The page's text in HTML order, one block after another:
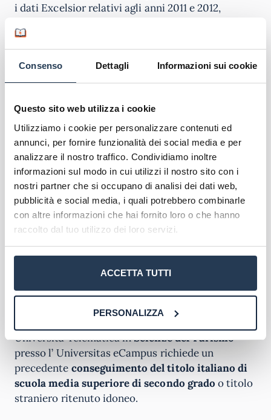
Consenso Dettagli Informazioni sui cookie
Questo sito web utilizza i cookie
Utilizziamo i cookie per personalizzare contenuti ed
annunci, per fornire funzionalità dei social media e per
analizzare il nostro traffico. Condividiamo inoltre
informazioni sul modo in cui utilizzi il nostro sito con i
nostri partner che si occupano di analisi dei dati web,
pubblicità e social media, i quali potrebbero combinarle
con altre informazioni che hai fornito loro o che hanno
raccolto dal tuo utilizzo dei loro servizi.
ACCETTA TUTTI
PERSONALIZZA
i dati Excelsior relativi agli anni 2011 e 2012,
turismo ad assumere laureati questo settore.
Il corsopermette di diventare tecnico specialista
della gestione e valorizzazione dei sistemi
occupazione come responsabile area aziendale di
imprese turistiche, responsabile di indagine
statistica e rilevazione dati, imprenditore e
consulente di aziende turistiche.
Consente inoltre di lavorare come segretari
amministrativi e tecnici degli affari generali,
assistenti di archivio e di biblioteca, tecnici delle
attività ricettive e professioni assimilate e come
organizzatori di fiere, esposizioni ed eventi
Requisiti di ammissione
Università Telematica inScienze del Turismo
presso l’ Universitas eCampus richiede un
precedente conseguimento del titolo italiano di
scuola media superiore di secondo grado o titolo
straniero ritenuto idoneo.